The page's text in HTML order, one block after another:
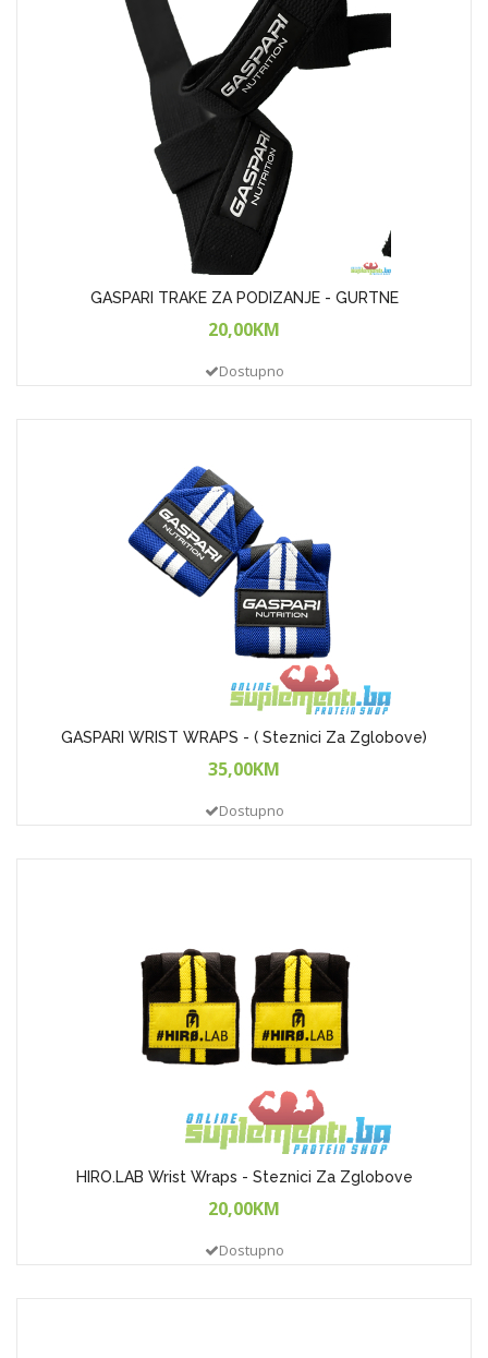
GASPARI TRAKE ZA PODIZANJE - GURTNE
20,00KM
Dostupno
GASPARI WRIST WRAPS - ( Steznici Za Zglobove)
35,00KM
Dostupno
HIRO.LAB Wrist Wraps - Steznici Za Zglobove
20,00KM
Dostupno